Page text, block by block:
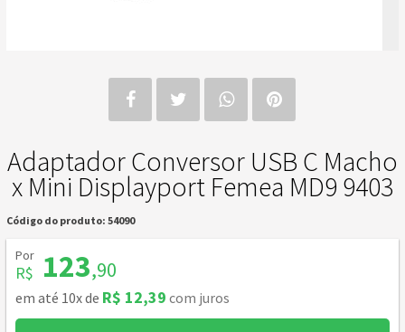
Adaptador Conversor USB C Macho
x Mini Displayport Femea MD9 9403
Código do produto: 54090
Por
R$ 123,90
em até 10x de R$ 12,39 com juros